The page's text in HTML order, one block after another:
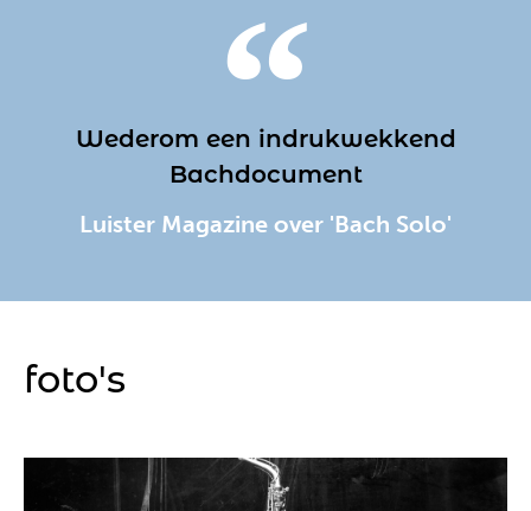
mijn account
Wederom een indrukwekkend
Bachdocument
Luister Magazine over 'Bach Solo'
foto's